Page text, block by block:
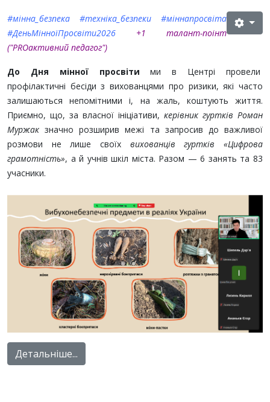
#мінна_безпека #техніка_безпеки #міннапросвіта
#ДеньМінноїПросвіти2026 +1 талант-поінт
("PROактивний педагог")
До Дня мінної просвіти ми в Центрі провели
профілактичні бесіди з вихованцями про ризики, які часто
залишаються непомітними і, на жаль, коштують життя.
Приємно, що, за власної ініціативи, керівник гуртків Роман
Муржак значно розширив межі та запросив до важливої
розмови не лише своїх вихованців гуртків «Цифрова
грамотність», а й учнів шкіл міста. Разом — 6 занять та 83
учасники.
Детальніше...